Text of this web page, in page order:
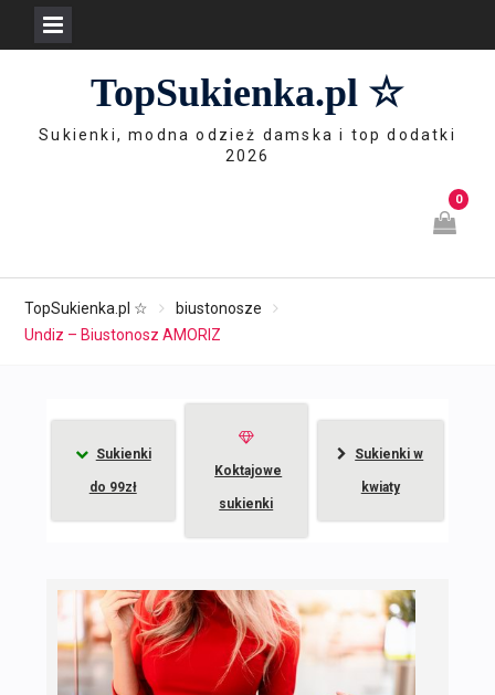
TopSukienka.pl ☆
Sukienki, modna odzież damska i top dodatki
2026
0
TopSukienka.pl ☆
biustonosze
Undiz – Biustonosz AMORIZ
Sukienki
do 99zł
Koktajowe
sukienki
Sukienki w
kwiaty